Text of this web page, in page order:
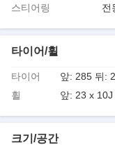
스티어링
전
타이어/휠
타이어
앞: 285 뒤:
휠
앞: 23 x
크기/공간